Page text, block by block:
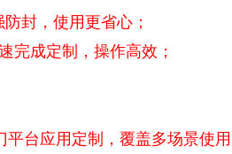
封，使用更省心；
成定制，操作高效；
台应用定制，覆盖多场景使用